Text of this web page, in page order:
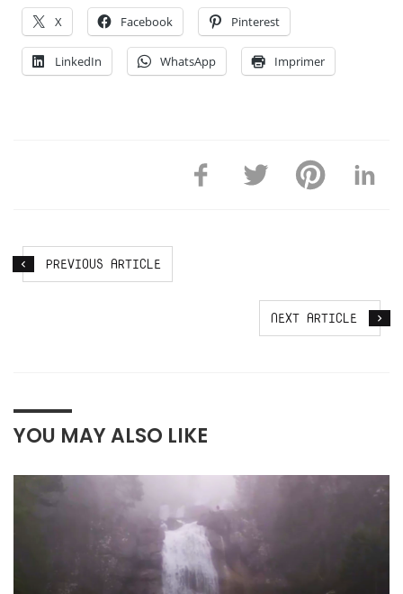
X Facebook Pinterest
LinkedIn WhatsApp Imprimer
PREVIOUS ARTICLE
NEXT ARTICLE
YOU MAY ALSO LIKE